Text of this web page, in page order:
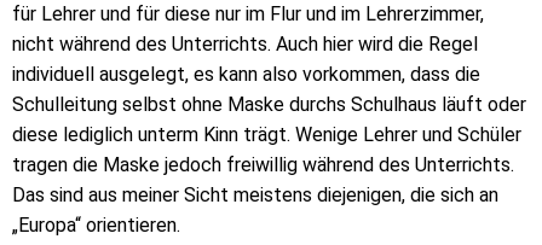
für Lehrer und für diese nur im Flur und im Lehrerzimmer,
nicht während des Unterrichts. Auch hier wird die Regel
individuell ausgelegt, es kann also vorkommen, dass die
Schulleitung selbst ohne Maske durchs Schulhaus läuft oder
diese lediglich unterm Kinn trägt. Wenige Lehrer und Schüler
tragen die Maske jedoch freiwillig während des Unterrichts.
Das sind aus meiner Sicht meistens diejenigen, die sich an
„Europa“ orientieren.